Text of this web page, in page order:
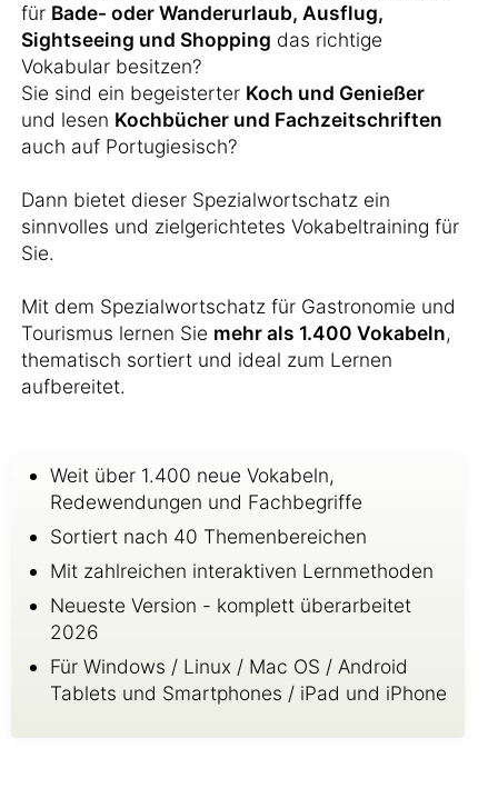
für Bade- oder Wanderurlaub, Ausflug,
Sightseeing und Shopping das richtige
Vokabular besitzen?
Sie sind ein begeisterter Koch und Genießer
und lesen Kochbücher und Fachzeitschriften
auch auf Portugiesisch?
Dann bietet dieser Spezialwortschatz ein
sinnvolles und zielgerichtetes Vokabeltraining für
Sie.
Mit dem Spezialwortschatz für Gastronomie und
Tourismus lernen Sie mehr als 1.400 Vokabeln,
thematisch sortiert und ideal zum Lernen
aufbereitet.
Weit über 1.400 neue Vokabeln,
Redewendungen und Fachbegriffe
Sortiert nach 40 Themenbereichen
Mit zahlreichen interaktiven Lernmethoden
Neueste Version - komplett überarbeitet
2026
Für Windows / Linux / Mac OS / Android
Tablets und Smartphones / iPad und iPhone